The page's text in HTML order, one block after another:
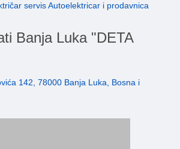
servis Autoelektricar i prodavnica
Banja Luka "DETA
142, 78000 Banja Luka, Bosna i